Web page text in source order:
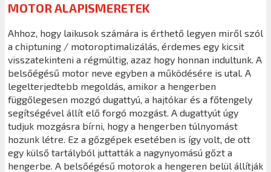
MOTOR ALAPISMERETEK
Ahhoz, hogy laikusok számára is érthető legyen miről szól
a chiptuning / motoroptimalizálás, érdemes egy kicsit
visszatekinteni a régmúltig, azaz hogy honnan indultunk. A
belsőégésű motor neve egyben a működésére is utal. A
legelterjedtebb megoldás, amikor a hengerben
függőlegesen mozgó dugattyú, a hajtókar és a főtengely
segítségével állít elő forgó mozgást. A dugattyút úgy
tudjuk mozgásra bírni, hogy a hengerben túlnyomást
hozunk létre. Ez a gőzgépek esetében is így volt, de ott
egy külső tartályból juttatták a nagynyomású gőzt a
hengerbe. A belsőégésű motorok a hengeren belül állítják